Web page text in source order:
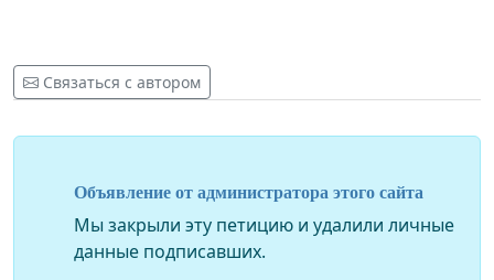
Связаться с автором
Объявление от администратора этого сайта
Мы закрыли эту петицию и удалили личные
данные подписавших.